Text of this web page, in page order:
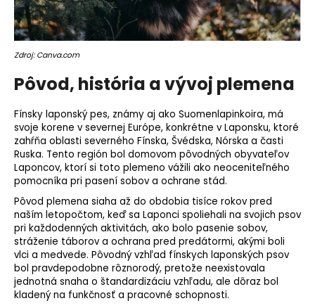
Zdroj: Canva.com
Pôvod, história a vývoj plemena
Fínsky laponský pes, známy aj ako Suomenlapinkoira, má
svoje korene v severnej Európe, konkrétne v Laponsku, ktoré
zahŕňa oblasti severného Fínska, Švédska, Nórska a časti
Ruska. Tento región bol domovom pôvodných obyvateľov
Laponcov, ktorí si toto plemeno vážili ako neoceniteľného
pomocníka pri pasení sobov a ochrane stád.
Pôvod plemena siaha až do obdobia tisíce rokov pred
naším letopočtom, keď sa Laponci spoliehali na svojich psov
pri každodenných aktivitách, ako bolo pasenie sobov,
stráženie táborov a ochrana pred predátormi, akými boli
vlci a medvede. Pôvodný vzhľad fínskych laponských psov
bol pravdepodobne rôznorodý, pretože neexistovala
jednotná snaha o štandardizáciu vzhľadu, ale dôraz bol
kladený na funkčnosť a pracovné schopnosti.
O
d
p
o
ú
a
m
e